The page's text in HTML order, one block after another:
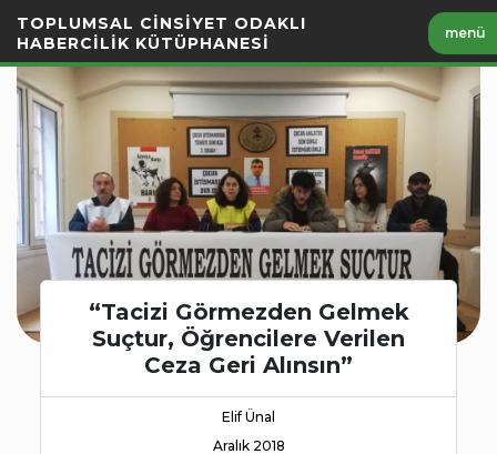
Geç
TOPLUMSAL CİNSİYET ODAKLI
HABERCİLİK KÜTÜPHANESİ
menü
“Tacizi Görmezden Gelmek
Suçtur, Öğrencilere Verilen
Ceza Geri Alınsın”
Elif Ünal
Aralık 2018